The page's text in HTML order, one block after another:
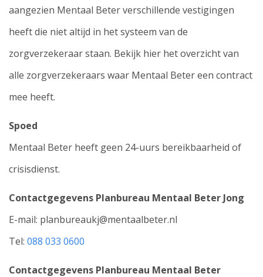
aangezien Mentaal Beter verschillende vestigingen
heeft die niet altijd in het systeem van de
zorgverzekeraar staan. Bekijk hier het overzicht van
alle zorgverzekeraars waar Mentaal Beter een contract
mee heeft.
Spoed
Mentaal Beter heeft geen 24-uurs bereikbaarheid of
crisisdienst.
Contactgegevens Planbureau Mentaal Beter Jong
E-mail: planbureaukj@mentaalbeter.nl
Tel: 088 033 0600
Contactgegevens Planbureau Mentaal Beter